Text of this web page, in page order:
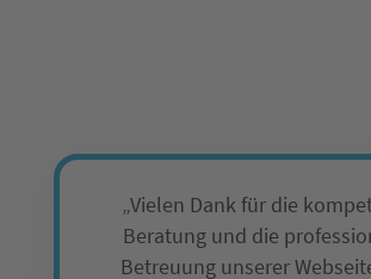
„Vielen Dank für die
Beratung und die
Betreuung unserer